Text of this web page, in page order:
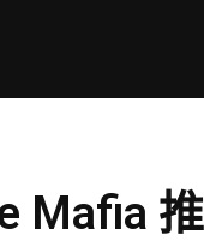
Mafia